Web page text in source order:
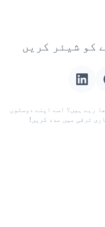
کو شیئر کریں
رہے ہیں؟ اسے اپنے دوستوں
ترقی میں مدد کریں!